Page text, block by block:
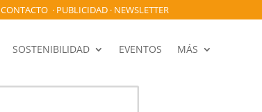
CONTACTO· PUBLICIDAD· NEWSLETTER
SOSTENIBILIDAD EVENTOS MÁS